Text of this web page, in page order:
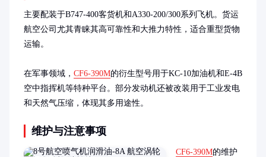
主要配装于B747-400客货机和A330-200/300系列飞机。货运
航空公司尤其青睐其高可靠性和大推力特性，适合重型货物
运输。
在军事领域， CF6-390M的衍生型号用于KC-10加油机和E-4B
空中指挥机等特种平台。部分发动机还被改装用于工业发电
和天然气压缩，体现其多用途性。
维护与注意事项
CF6-390M的维护